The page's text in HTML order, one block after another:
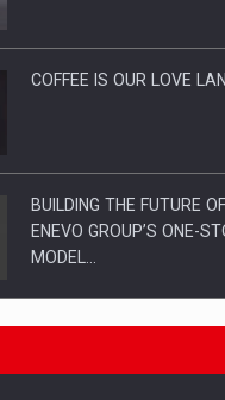
COFFEE IS OUR LOVE
BUILDING THE FUTURE
ENEVO GROUP’S ONE-
MODEL…
ROOTED IN ROMANIA,